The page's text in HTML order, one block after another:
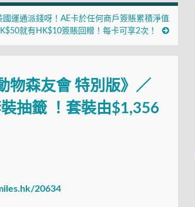
國運通派錢呀！AE卡於任何商戶簽賬累積淨值
就有HK$10簽賬回贈！每卡可享2次！
物森友會 特別版》／
抽籤 ！套裝由$1,356
20634